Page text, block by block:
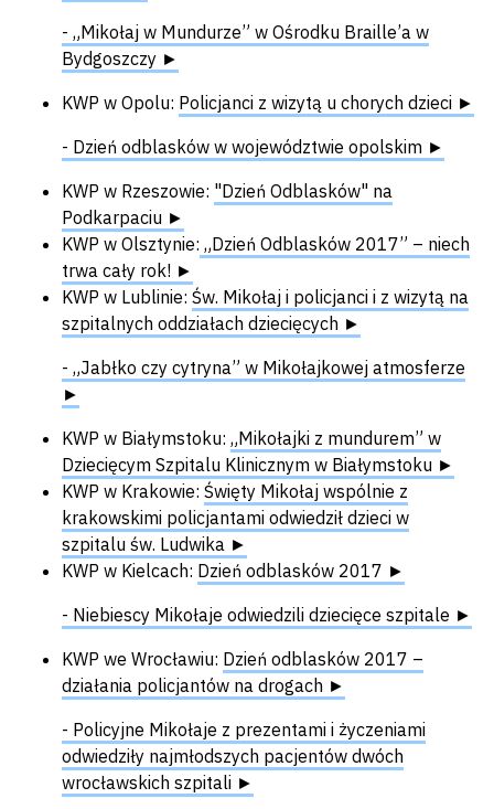
- „Mikołaj w Mundurze” w Ośrodku Braille’a w
Bydgoszczy ►
KWP w Opolu: Policjanci z wizytą u chorych dzieci ►
- Dzień odblasków w województwie opolskim ►
KWP w Rzeszowie: "Dzień Odblasków" na
Podkarpaciu ►
KWP w Olsztynie: „Dzień Odblasków 2017” – niech
trwa cały rok! ►
KWP w Lublinie: Św. Mikołaj i policjanci i z wizytą na
szpitalnych oddziałach dziecięcych ►
- „Jabłko czy cytryna” w Mikołajkowej atmosferze
►
KWP w Białymstoku: „Mikołajki z mundurem” w
Dziecięcym Szpitalu Klinicznym w Białymstoku ►
KWP w Krakowie: Święty Mikołaj wspólnie z
krakowskimi policjantami odwiedził dzieci w
szpitalu św. Ludwika ►
KWP w Kielcach: Dzień odblasków 2017 ►
- Niebiescy Mikołaje odwiedzili dziecięce szpitale ►
KWP we Wrocławiu: Dzień odblasków 2017 –
działania policjantów na drogach ►
- Policyjne Mikołaje z prezentami i życzeniami
odwiedziły najmłodszych pacjentów dwóch
wrocławskich szpitali ►